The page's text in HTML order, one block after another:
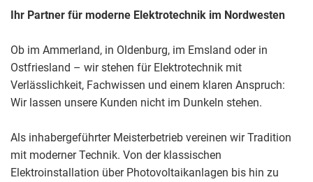
Ihr Partner für moderne Elektrotechnik im Nordwesten
Ob im Ammerland, in Oldenburg, im Emsland oder in
Ostfriesland – wir stehen für Elektrotechnik mit
Verlässlichkeit, Fachwissen und einem klaren Anspruch:
Wir lassen unsere Kunden nicht im Dunkeln stehen.
Als inhabergeführter Meisterbetrieb vereinen wir Tradition
mit moderner Technik. Von der klassischen
Elektroinstallation über Photovoltaikanlagen bis hin zu